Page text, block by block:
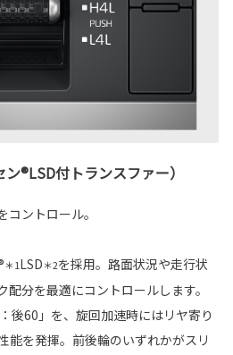
®LSD付トランスファー）
ントロール。
＊1LSD＊2を採用。路面状況や走行状
分を最適にコントロールします。
後60」を、旋回加速時にはリヤ寄り
能を発揮。前後輪のいずれかがスリ